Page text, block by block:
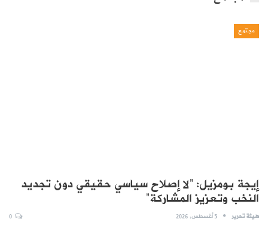
مجتمع
إيجة بومزيل: “لا إصلاح سياسي حقيقي دون تجديد
النخب وتعزيز المشاركة”
هيئة تحرير 5 أغسطس, 2026